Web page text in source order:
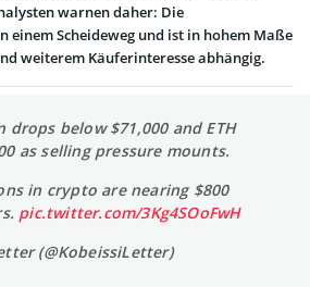
warnen daher: Die
einem Scheideweg und ist in hohem Maße
weiterem Käuferinteresse abhängig.
drops below $71,000 and ETH
as selling pressure mounts.
in crypto are nearing $800
pic.twitter.com/3Kg4SOoFwH
(@KobeissiLetter)